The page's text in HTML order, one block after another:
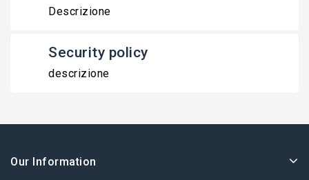
Descrizione
Security policy
descrizione
Our Information